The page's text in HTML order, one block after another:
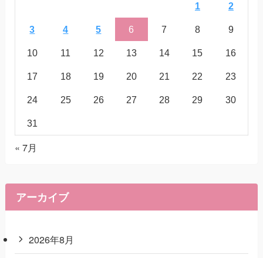
1 2
3 4 5 6 7 8 9
10 11 12 13 14 15 16
17 18 19 20 21 22 23
24 25 26 27 28 29 30
31
« 7月
アーカイブ
2026年8月